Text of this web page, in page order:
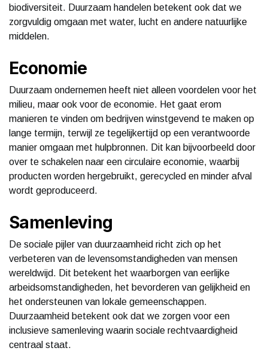
biodiversiteit. Duurzaam handelen betekent ook dat we
zorgvuldig omgaan met water, lucht en andere natuurlijke
middelen.
Economie
Duurzaam ondernemen heeft niet alleen voordelen voor het
milieu, maar ook voor de economie. Het gaat erom
manieren te vinden om bedrijven winstgevend te maken op
lange termijn, terwijl ze tegelijkertijd op een verantwoorde
manier omgaan met hulpbronnen. Dit kan bijvoorbeeld door
over te schakelen naar een circulaire economie, waarbij
producten worden hergebruikt, gerecycled en minder afval
wordt geproduceerd.
Samenleving
De sociale pijler van duurzaamheid richt zich op het
verbeteren van de levensomstandigheden van mensen
wereldwijd. Dit betekent het waarborgen van eerlijke
arbeidsomstandigheden, het bevorderen van gelijkheid en
het ondersteunen van lokale gemeenschappen.
Duurzaamheid betekent ook dat we zorgen voor een
inclusieve samenleving waarin sociale rechtvaardigheid
centraal staat.